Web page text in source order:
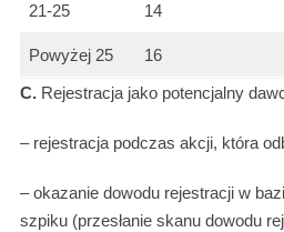
21-25 14
Powyżej 25 16
C.Rejestracja jako potencjalny
– rejestracja podczas akcji, która
– okazanie dowodu rejestracji w
szpiku (przesłanie skanu dowodu